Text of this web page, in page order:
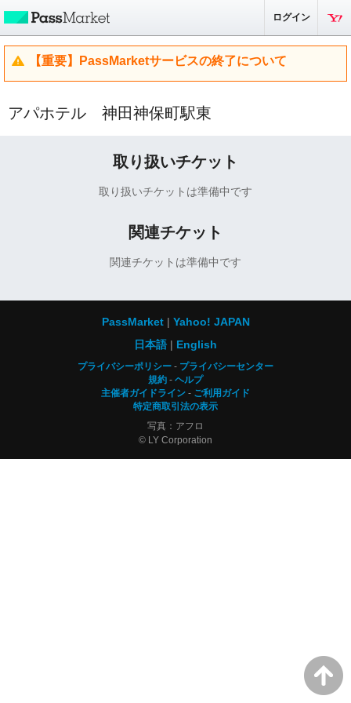
ログイン
【重要】PassMarketサービスの終了について
アパホテル 神田神保町駅東
取り扱いチケット
取り扱いチケットは準備中です
関連チケット
関連チケットは準備中です
PassMarket
Yahoo! JAPAN
日本語
English
プライバシーポリシー
プライバシーセンター
規約
ヘルプ
主催者ガイドライン
ご利用ガイド
特定商取引法の表示
写真：アフロ
© LY Corporation